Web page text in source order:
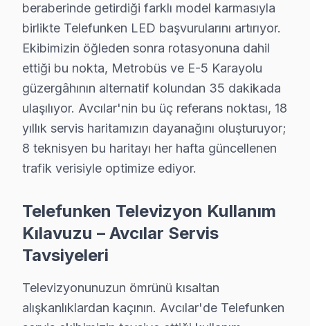
• Avcılar'de Ekran Arızaları: Panel çizgisi, renk
• Avcılar'de Güç Sorunları: Kırmızı ışık yanıp
• Avcılar'de Ses Arızaları: Hoparlör bozukluğu, ses
• Avcılar'de Kart Arızaları: T-Con kartı, power
• Avcılar'de Yazılım Sorunları: Uygulama
• Avcılar'de Bağlantı Sorunları: HDMI algılanmıyor,
Chip-level tamir kapasitemizle Avcılar'deki
Avcılar'da satın aldığınız Telefunken televizyonun
Kurulum sürecimiz:
• Avcılar'de tek veya çift ekran kurulumu (ev/ofis)
• Avcılar'de ses sistemi entegrasyonu (soundbar, ev
• Avcılar servisimizde uydu/kablo alıcısı bağlantısı ve
beraberinde getirdiği farklı model karmasıyla
birlikte Telefunken LED başvurularını artırıyor.
Ekibimizin öğleden sonra rotasyonuna dahil
ettiği bu nokta, Metrobüs ve E-5 Karayolu
güzergâhının alternatif kolundan 35 dakikada
ulaşılıyor. Avcılar'nin bu üç referans noktası, 18
yıllık servis haritamızın dayanağını oluşturuyor;
8 teknisyen bu haritayı her hafta güncellenen
trafik verisiyle optimize ediyor.
Telefunken Televizyon Kullanım
Kılavuzu – Avcılar Servis
Tavsiyeleri
Televizyonunuzun ömrünü kısaltan
alışkanlıklardan kaçının. Avcılar'de Telefunken